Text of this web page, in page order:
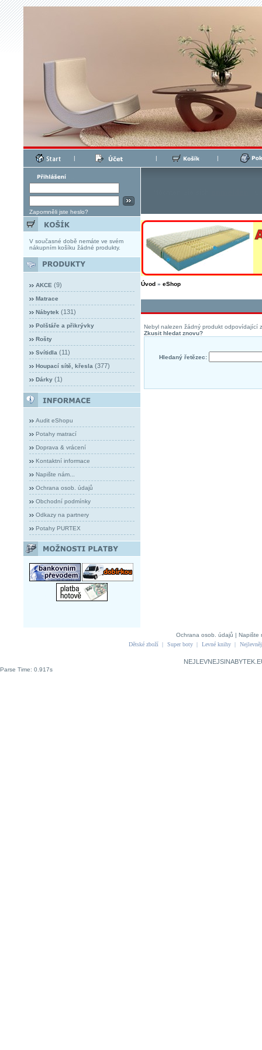
| | |
Zapomněli jste heslo?
V současné době nemáte ve svém
nákupním košíku žádné produkty.
AKCE (9)
Matrace
Nábytek (131)
Polštáře a přikrývky
Rošty
Svítidla (11)
Houpací sítě, křesla (377)
Dárky(1)
Audit eShopu
Potahy matrací
Doprava & vrácení
Kontaktní informace
Napište nám...
Ochrana osob. údajů
Obchodní podmínky
Odkazy na partnery
Potahy PURTEX
Úvod» eShop
Nebyl nalezen žádný produkt odpovídající
Zkusit hledat znovu?
Hledaný řetězec:
Ochrana osob. údajů | Napište
Dětské zboží | Super boty | Levné knihy |
Parse Time: 0.917s